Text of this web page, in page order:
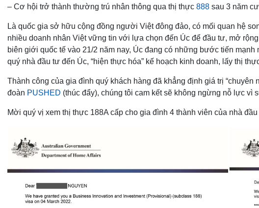
– Cơ hội trở thành thường trú nhân thông qua thị thực 888 sau 3 năm
Là quốc gia sở hữu cộng đồng người Việt đông đảo, có mối quan hệ
nhiều doanh nhân Việt vững tin với lựa chọn đến Úc để đầu tư, mở
biên giới quốc tế vào 21/2 năm nay, Úc đang có những bước tiến
quý nhà đầu tư đến Úc, “hiện thực hóa” kế hoạch kinh doanh, lấy thị
Thành công của gia đình quý khách hàng đã khẳng định giá trị
đoàn PUSHED (thúc đẩy), chúng tôi cam kết sẽ không ngừng nỗ lực
Mời quý vị xem thị thực 188A cấp cho gia đình 4 thành viên của nhà